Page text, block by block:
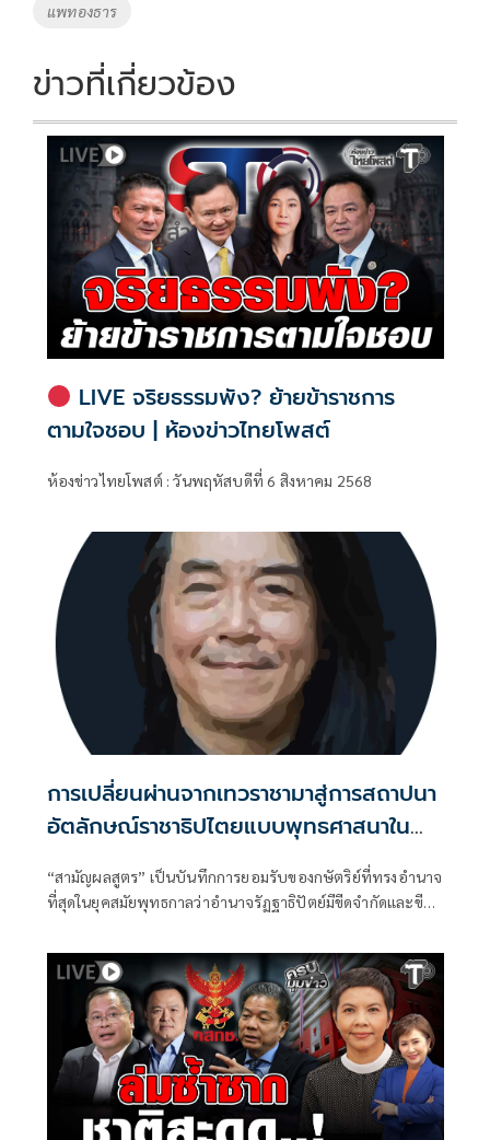
k
แพทองธาร
ข่าวที่เกี่ยวข้อง
LIVE จริยธรรมพัง? ย้ายข้าราชการ
ตามใจชอบ | ห้องข่าวไทยโพสต์
ห้องข่าวไทยโพสต์ : วันพฤหัสบดีที่ 6 สิงหาคม 2568
การเปลี่ยนผ่านจากเทวราชามาสู่การสถาปนา
อัตลักษณ์ราชาธิปไตยแบบพุทธศาสนาใน
พระไตรปิฏก : สามัญผลสูตรในฐานะทฤษฎี
ขีดจำกัดของอำนาจรัฐเหนือแรงงานและ
ทรัพย์สิน
“สามัญผลสูตร” เป็นบันทึกการยอมรับของกษัตริย์ที่ทรงอำนาจ
ที่สุดในยุคสมัยพุทธกาลว่าอำนาจรัฏฐาธิปัตย์มีขีดจำกัดและขีด